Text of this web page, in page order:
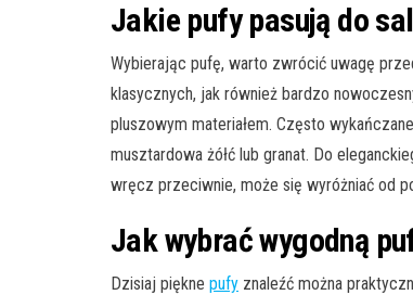
Jakie pufy pasują do
Wybierając pufę, warto zwrócić uwagę
klasycznych, jak również bardzo
pluszowym materiałem. Często
musztardowa żółć lub granat. Do
wręcz przeciwnie, może się wyróżniać od
Jak wybrać wygodną
Dzisiaj piękne pufy znaleźć można